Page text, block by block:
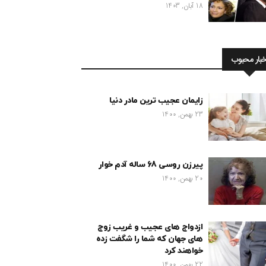
18 آبان, 1403
محبوب
زایمان عجیب ترین مادر دنیا
23 بهمن, 1400
پیرزن روسی 68 ساله آدم خوار
20 بهمن, 1400
ازدواج های عجیب و غریب زوج
های جهان که شما را شگفت زده
خواهند کرد